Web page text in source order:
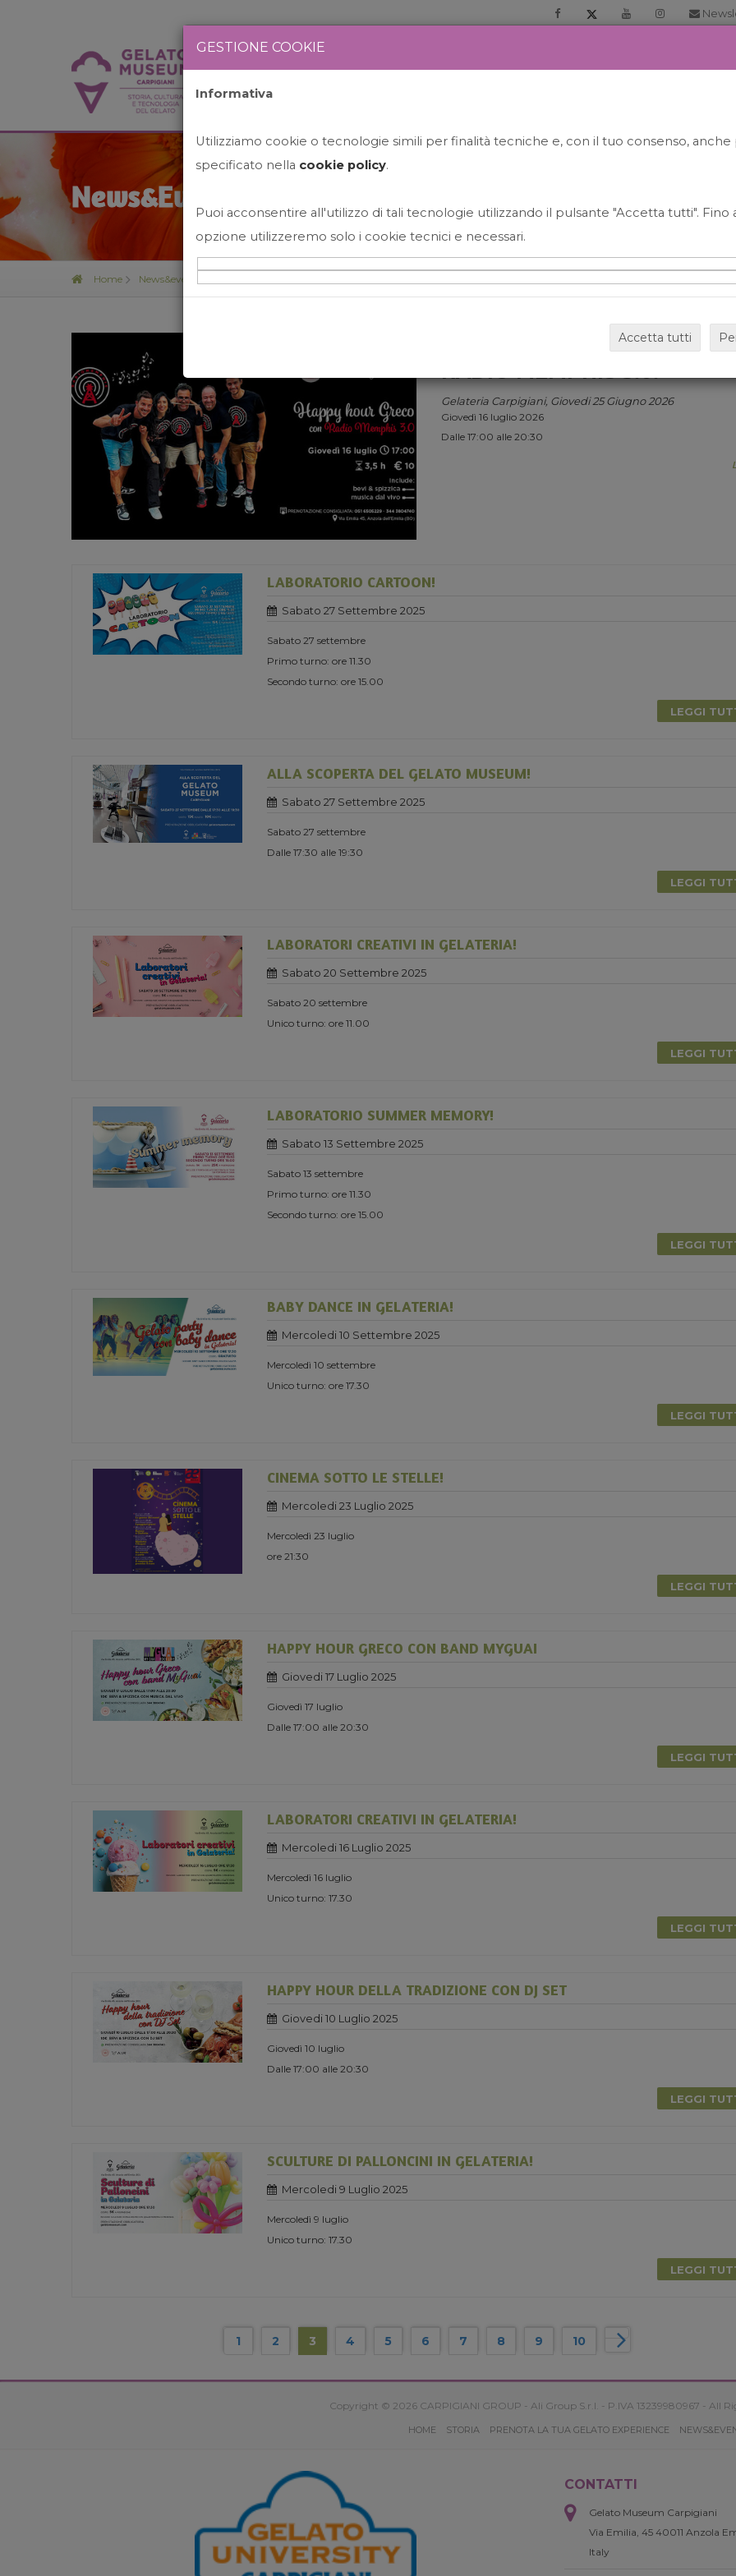
News&Events
Home News&events
HAPPY HOUR GRECO CON
RADIO MEMPHIS 3.0.
Gelateria Carpigiani, Giovedi 25 Giugno 2026
Giovedì 16 luglio 2026
Dalle 17:00 alle 20:30
LABORATORIO CARTOON!
Sabato 27 Settembre 2025
Sabato 27 settembre
Primo turno: ore 11.30
Secondo turno: ore 15.00
LEGGI
ALLA SCOPERTA DEL GELATO MUSEUM!
Sabato 27 Settembre 2025
Sabato 27 settembre
Dalle 17:30 alle 19:30
LEGGI
LABORATORI CREATIVI IN GELATERIA!
Sabato 20 Settembre 2025
Sabato 20 settembre
Unico turno: ore 11.00
LEGGI
LABORATORIO SUMMER MEMORY!
Sabato 13 Settembre 2025
Sabato 13 settembre
Primo turno: ore 11.30
Secondo turno: ore 15.00
LEGGI
BABY DANCE IN GELATERIA!
Mercoledi 10 Settembre 2025
Mercoledì 10 settembre
Unico turno: ore 17.30
LEGGI
CINEMA SOTTO LE STELLE!
Mercoledi 23 Luglio 2025
Mercoledì 23 luglio
ore 21:30
LEGGI
HAPPY HOUR GRECO CON BAND MYGUAI
Giovedi 17 Luglio 2025
Giovedì 17 luglio
Dalle 17:00 alle 20:30
LEGGI
LABORATORI CREATIVI IN GELATERIA!
Mercoledi 16 Luglio 2025
Mercoledì 16 luglio
Unico turno: 17.30
LEGGI
HAPPY HOUR DELLA TRADIZIONE CON DJ SET
Giovedi 10 Luglio 2025
Giovedì 10 luglio
Dalle 17:00 alle 20:30
LEGGI
SCULTURE DI PALLONCINI IN GELATERIA!
Mercoledi 9 Luglio 2025
Mercoledì 9 luglio
Unico turno: 17.30
LEGGI
1 2 3 4 5 6 7 8 9 10
Copyright © 2026 CARPIGIANI GROUP - Ali Group S.r.l. - P.IVA 13239980967 - All
HOME STORIA PRENOTA LA TUA GELATO EXPERIENCE
CONTATTI
Gelato Museum Carpigiani
Via Emilia, 45 40011 Anzola
Italy
GESTIONE COOKIE
Informativa
Utilizziamo cookie o tecnologie simili per finalità tecniche e, con il tuo consenso,
specificato nella cookie policy.
Puoi acconsentire all'utilizzo di tali tecnologie utilizzando il pulsante "Accetta tutti". Fino
opzione utilizzeremo solo i cookie tecnici e necessari.
Accetta tutti